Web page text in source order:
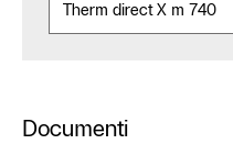
Documenti